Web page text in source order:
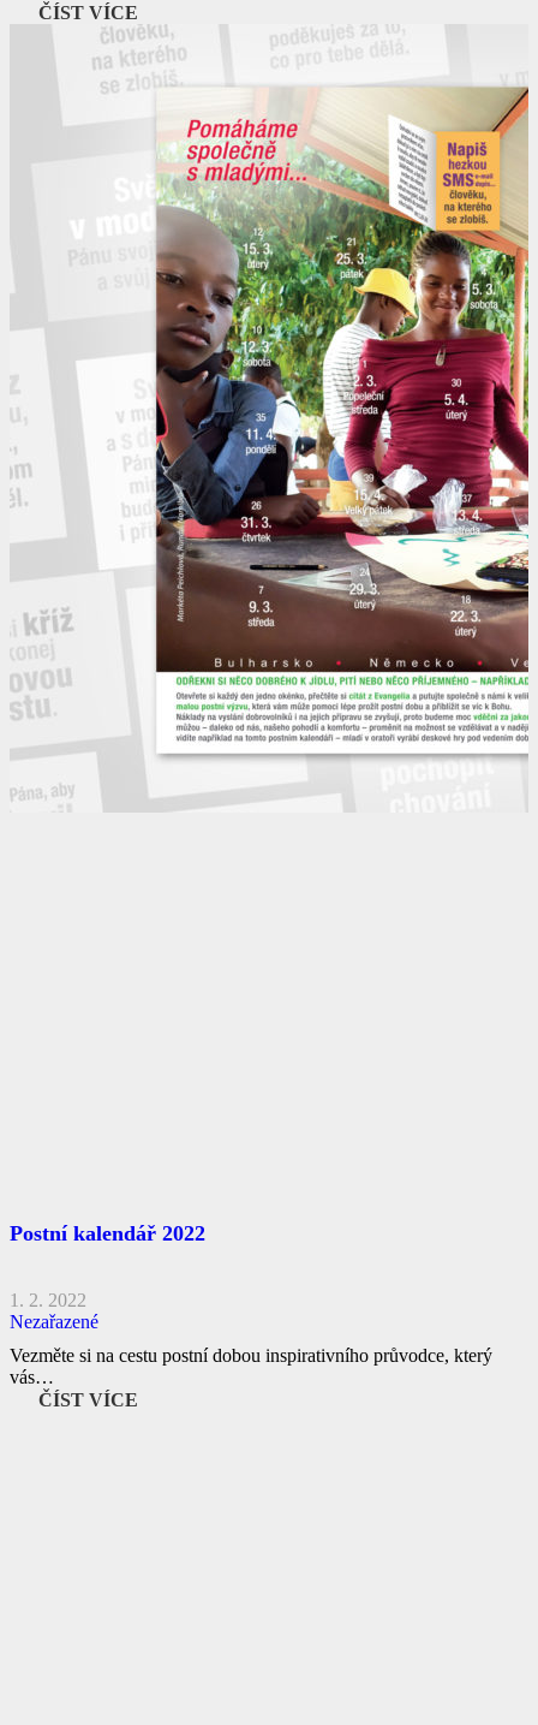
ČÍST VÍCE
Postní kalendář 2022
1. 2. 2022
Nezařazené
Vezměte si na cestu postní dobou inspirativního průvodce, který
vás…
ČÍST VÍCE